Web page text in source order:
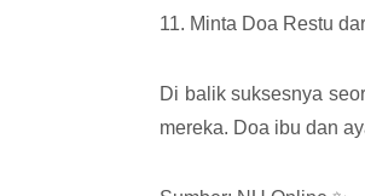
11. Minta Doa Restu
Di balik suksesnya
mereka. Doa ibu dan